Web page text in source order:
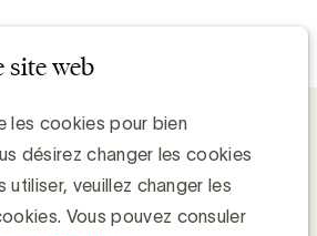
site web
les cookies pour bien
désirez changer les cookies
utiliser, veuillez changer les
Vous pouvez consuler
médias sociaux en
Strategy Director at Ogilvy